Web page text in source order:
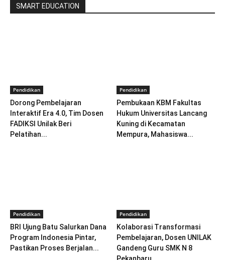
SMART EDUCATION
Pendidikan
Dorong Pembelajaran
Interaktif Era 4.0, Tim Dosen
FADIKSI Unilak Beri
Pelatihan...
Pendidikan
Pembukaan KBM Fakultas
Hukum Universitas Lancang
Kuning di Kecamatan
Mempura, Mahasiswa...
Pendidikan
BRI Ujung Batu Salurkan Dana
Program Indonesia Pintar,
Pastikan Proses Berjalan...
Pendidikan
Kolaborasi Transformasi
Pembelajaran, Dosen UNILAK
Gandeng Guru SMK N 8